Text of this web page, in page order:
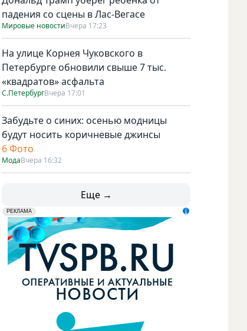
падения со сцены в Лас-Вегасе
Мировые новостиВчера 17:23
На улице Корнея Чуковского в
Петербурге обновили свыше 7 тыс.
«квадратов» асфальта
С.ПетербургВчера 17:01
Забудьте о синих: осенью модницы
будут носить коричневые джинсы
6 Фото
МодаВчера 16:32
Еще →
erid: LdtCK5udn
РЕКЛАМА
АО "ГАТР", ИНН: 7841320717